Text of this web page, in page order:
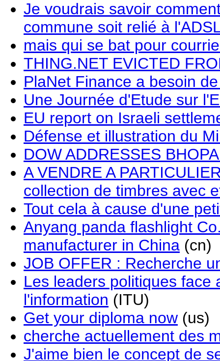
Je voudrais savoir
commune soit relié à
mais qui se bat pour
THING.NET EVICTED
PlaNet Finance a besoin
Une Journée d'Etude sur
EU report on Israeli
Défense et illustration du
DOW ADDRESSES
A VENDRE A
collection de timbres avec
Tout cela à cause d'une
Anyang panda flashlight
manufacturer in China (cn)
JOB OFFER : Recherche
Les leaders politiques face
l'information (ITU)
Get your diploma now (us)
cherche actuellement des
J'aime bien le concept de